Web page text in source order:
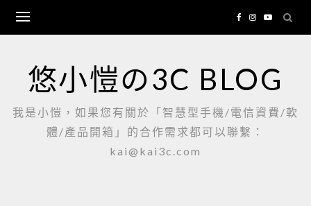
content
悠小愷の3C BLOG
我是小愷，如果您有關於「智慧型手機/電信資費/軟
體/產品開箱」的合作需求都可以聯繫：
kai@kai3c.com